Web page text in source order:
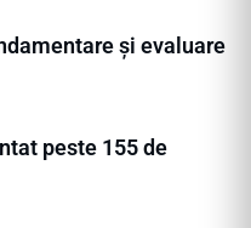
și evaluare
peste 155 de